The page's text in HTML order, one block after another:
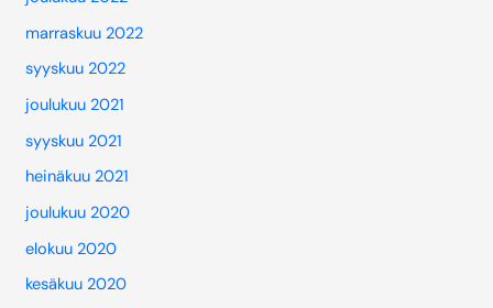
marraskuu 2022
syyskuu 2022
joulukuu 2021
syyskuu 2021
heinäkuu 2021
joulukuu 2020
elokuu 2020
kesäkuu 2020